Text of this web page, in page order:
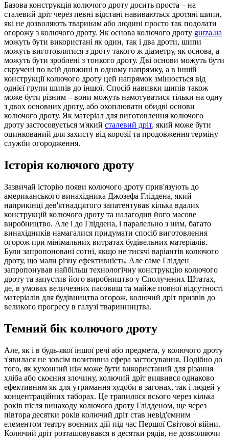
Базова конструкція колючого дроту досить проста – на
сталевий дріт через певні відстані навиваються дротяні шипи,
які не дозволяють тваринам або людині просто так подолати
огорожу з колючого дроту. Як основа колючого дроту gurza.ua
можуть бути використані як один, так і два дроти, шипи
можуть виготовлятися з дроту такого ж діаметру, як основа, а
можуть бути зроблені з тонкого дроту. Дві основи можуть бути
скручені по всій довжині в одному напрямку, а в іншій
конструкції колючого дроту цей напрямок змінюється від
однієї групи шипів до іншої. Спосіб навивки шипів також
може бути різним – вони можуть намотуватися тільки на одну
з двох основних дроту, або охоплювати обидві основи
колючого дроту. Як матеріал для виготовлення колючого
дроту застосовується м'який сталевий дріт, який може бути
оцинкований для захисту від корозії та продовження терміну
служби огородження.
Історія колючого дроту
Зазвичай історію появи колючого дроту прив'язують до
американського винахідника Джозефа Гліддена, який
наприкінці дев'ятнадцятого запатентував кілька вдалих
конструкцій колючого дроту та налагодив його масове
виробництво. Але і до Гліддена, і паралельно з ним, багато
винахідників намагалися придумати спосіб виготовлення
огорож при мінімальних витратах будівельних матеріалів.
Були запропоновані сотні, якщо не тисячі варіантів колючого
дроту, що мали різну ефективність. Але саме Глідден
запропонував найбільш технологічну конструкцію колючого
дроту та запустив його виробництво у Сполучених Штатах,
де, в умовах величезних пасовищ та майже повної відсутності
матеріалів для будівництва огорож, колючий дріт призвів до
великого прогресу в галузі тваринництва.
Темний бік колючого дроту
Але, як і в будь-якої іншої речі або предмета, у колючого дроту
з'явилася не зовсім позитивна сфера застосування. Подібно до
того, як кухонний ніж може бути використаний для різання
хліба або скоєння злочину, колючий дріт виявився однаково
ефективним як для утримання худоби в загонах, так і людей у
концентраційних таборах. Це трапилося всього через кілька
років після винаходу колючого дроту Глідденом, ще через
півтора десятки років колючий дріт став невід'ємним
елементом театру воєнних дій під час Першої Світової війни.
Колючий дріт розташовувався в десятки рядів, не дозволяючи